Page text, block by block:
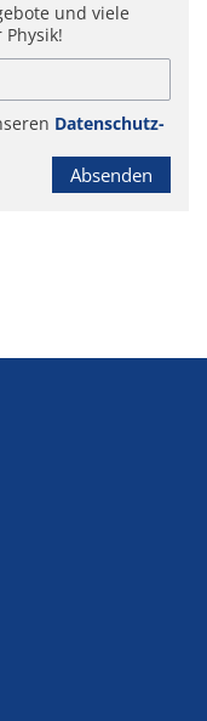
und viele
Datenschutz-
Absenden